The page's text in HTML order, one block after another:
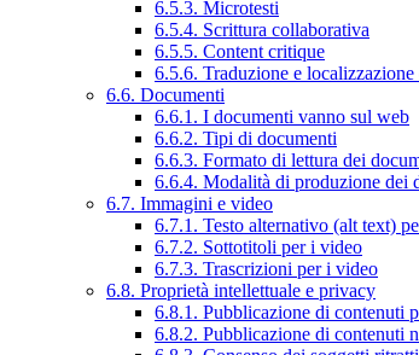
6.5.3. Microtesti
6.5.4. Scrittura collaborativa
6.5.5. Content critique
6.5.6. Traduzione e
6.6. Documenti
6.6.1. I documenti vanno sul web
6.6.2. Tipi di documenti
6.6.3. Formato di lettura dei
6.6.4. Modalità di produzione dei
6.7. Immagini e video
6.7.1. Testo alternativo (alt text)
6.7.2. Sottotitoli per i video
6.7.3. Trascrizioni per i video
6.8. Proprietà intellettuale e privacy
6.8.1. Pubblicazione di contenuti
6.8.2. Pubblicazione di contenuti